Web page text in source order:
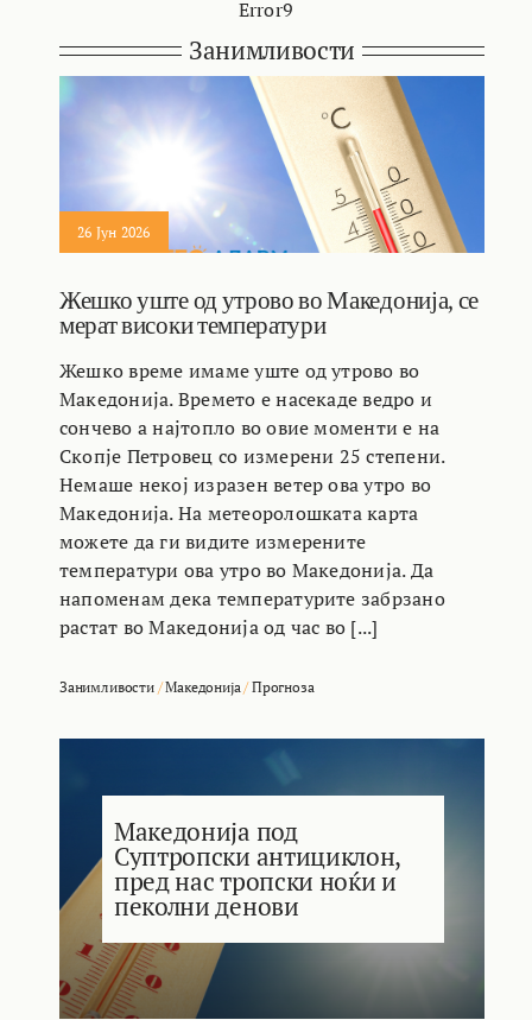
Error9
Занимливости
26 Јун 2026
Жешко уште од утрово во Македонија, се
мерат високи температури
Жешко време имаме уште од утрово во
Македонија. Времето е насекаде ведро и
сончево а најтопло во овие моменти е на
Скопје Петровец со измерени 25 степени.
Немаше некој изразен ветер ова утро во
Македонија. На метеоролошката карта
можете да ги видите измерените
температури ова утро во Македонија. Да
напоменам дека температурите забрзано
растат во Македонија од час во [...]
Занимливости/Македонија/Прогноза
Македонија под
Суптропски антициклон,
пред нас тропски ноќи и
пеколни денови